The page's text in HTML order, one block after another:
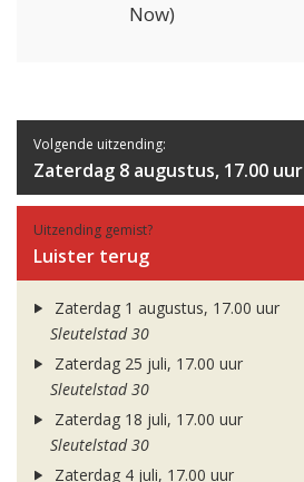
Now)
Volgende uitzending:
Zaterdag 8 augustus, 17.00 uur
Uitzending gemist?
Luister terug
Zaterdag 1 augustus, 17.00 uur
Sleutelstad 30
Zaterdag 25 juli, 17.00 uur
Sleutelstad 30
Zaterdag 18 juli, 17.00 uur
Sleutelstad 30
Zaterdag 4 juli, 17.00 uur